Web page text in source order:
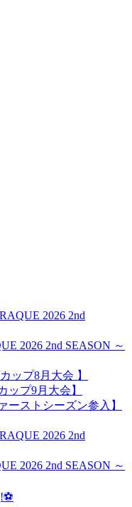
2026 2nd
2026 2nd SEASON ～
ップ8月大会 】
ップ9月大会】
ーストシーズン参入】
2026 2nd
2026 2nd SEASON ～